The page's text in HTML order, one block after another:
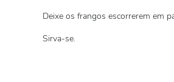
Deixe os frangos escorrerem em
Sirva-se.